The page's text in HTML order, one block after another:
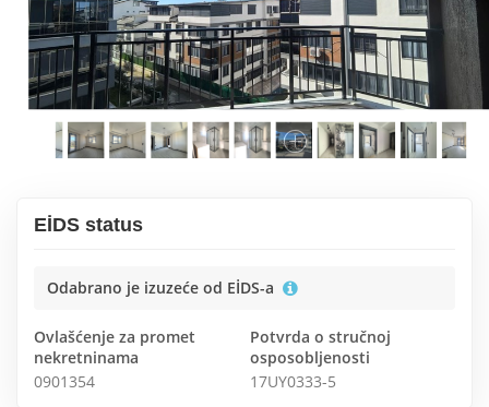
EİDS status
Odabrano je izuzeće od EİDS-a
Ovlašćenje za promet
nekretninama
0901354
Potvrda o stručnoj
osposobljenosti
17UY0333-5